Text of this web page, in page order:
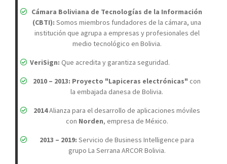
Cámara Boliviana de Tecnologías de la Información
(CBTI): Somos miembros fundadores de la cámara, una
institución que agrupa a empresas y profesionales del
medio tecnológico en Bolivia.
VeriSign: Que acredita y garantiza seguridad.
2010 – 2013: Proyecto "Lapiceras electrónicas" con
la embajada danesa de Bolivia.
2014Alianza para el desarrollo de aplicaciones móviles
con Norden, empresa de México.
2013 – 2019: Servicio de Business Intelligence para
grupo La Serrana ARCOR Bolivia.